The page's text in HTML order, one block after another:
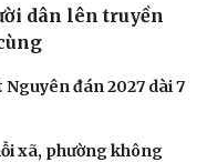
giống tâm hồn
dân lên truyền
đán 2027 dài 7
xã, phường không